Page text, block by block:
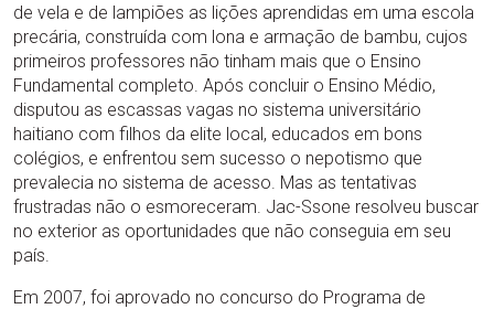
de vela e de lampiões as lições aprendidas em uma escola
precária, construída com lona e armação de bambu, cujos
primeiros professores não tinham mais que o Ensino
Fundamental completo. Após concluir o Ensino Médio,
disputou as escassas vagas no sistema universitário
haitiano com filhos da elite local, educados em bons
colégios, e enfrentou sem sucesso o nepotismo que
prevalecia no sistema de acesso. Mas as tentativas
frustradas não o esmoreceram. Jac-Ssone resolveu buscar
no exterior as oportunidades que não conseguia em seu
país.
Em 2007, foi aprovado no concurso do Programa de